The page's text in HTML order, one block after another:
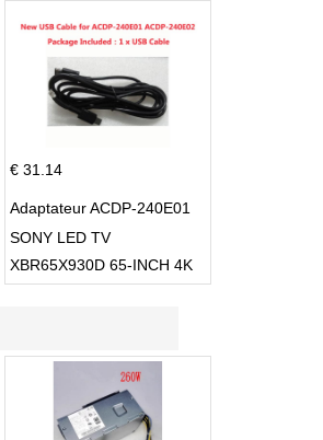
€ 31.14
Adaptateur ACDP-240E01
SONY LED TV
XBR65X930D 65-INCH 4K